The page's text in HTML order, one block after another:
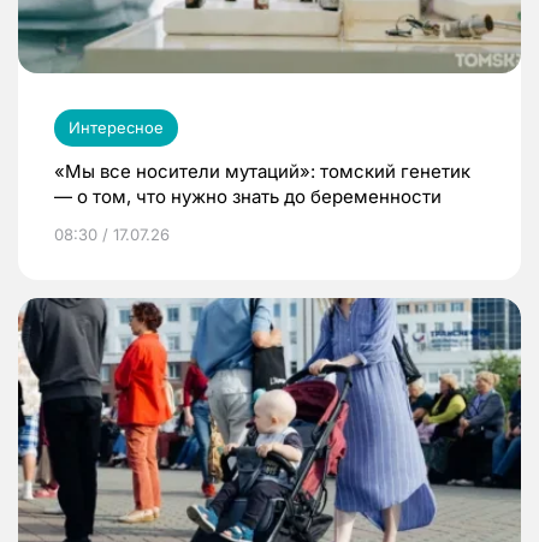
Интересное
«Мы все носители мутаций»: томский генетик
— о том, что нужно знать до беременности
08:30 / 17.07.26